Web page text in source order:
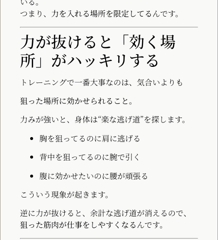
つまり、 力を入れる場所を限定してるんです。
力が抜けると「効く場
所」がハッキリする
トレーニングで一番大事なのは、気合いよりも
狙った場所に効かせられること。
力みが強いと、身体は“楽な逃げ道”を探します。
胸を狙ってるのに肩に逃げる
背中を狙ってるのに腕で引く
腹に効かせたいのに腰が頑張る
こういう現象が起きます。
逆に力が抜けると、余計な逃げ道が消えるので、
狙った筋肉が仕事をしやすくなるんです。